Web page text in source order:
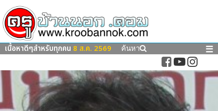
เนื้อหาดีๆสำหรับทุกคน 8 ส.ค. 2569 ค้นหา ☰